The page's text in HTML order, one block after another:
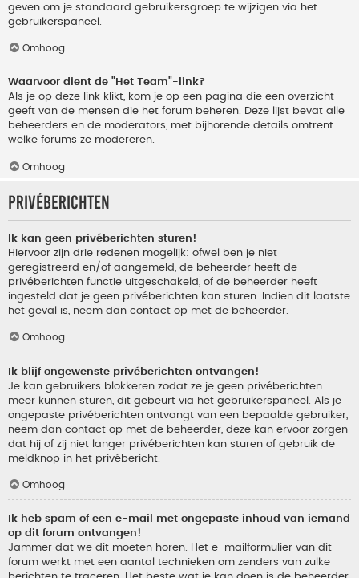
geven om je standaard gebruikersgroep te wijzigen via het
gebruikerspaneel.
Omhoog
Waarvoor dient de "Het Team"-link?
Als je op deze link klikt, kom je op een pagina die een overzicht
geeft van de mensen die het forum beheren. Deze lijst bevat alle
beheerders en de moderators, met bijhorende details omtrent
welke forums ze modereren.
Omhoog
Privéberichten
Ik kan geen privéberichten sturen!
Hiervoor zijn drie redenen mogelijk: ofwel ben je niet
geregistreerd en/of aangemeld, de beheerder heeft de
privéberichten functie uitgeschakeld, of de beheerder heeft
ingesteld dat je geen privéberichten kan sturen. Indien dit laatste
het geval is, neem dan contact op met de beheerder.
Omhoog
Ik blijf ongewenste privéberichten ontvangen!
Je kan gebruikers blokkeren zodat ze je geen privéberichten
meer kunnen sturen, dit gebeurt via het gebruikerspaneel. Als je
ongepaste privéberichten ontvangt van een bepaalde gebruiker,
neem dan contact op met de beheerder, deze kan ervoor zorgen
dat hij of zij niet langer privéberichten kan sturen of gebruik de
meldknop in het privébericht.
Omhoog
Ik heb spam of een e-mail met ongepaste inhoud van iemand
op dit forum ontvangen!
Jammer dat we dit moeten horen. Het e-mailformulier van dit
forum werkt met een aantal technieken om zenders van zulke